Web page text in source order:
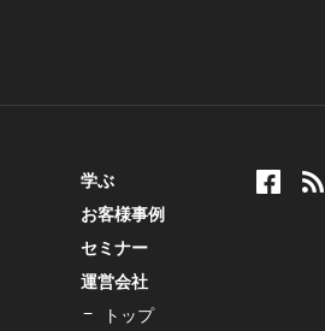
学ぶ
お客様事例
セミナー
運営会社
トップ